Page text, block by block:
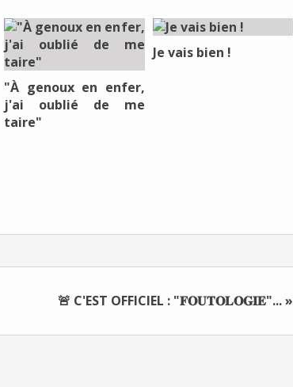
"À genoux en enfer,
j'ai oublié de me
taire"
Je vais bien !
🚨 C'EST OFFICIEL : "𝐅𝐎𝐔𝐓𝐎𝐋𝐎𝐆𝐈𝐄"... »